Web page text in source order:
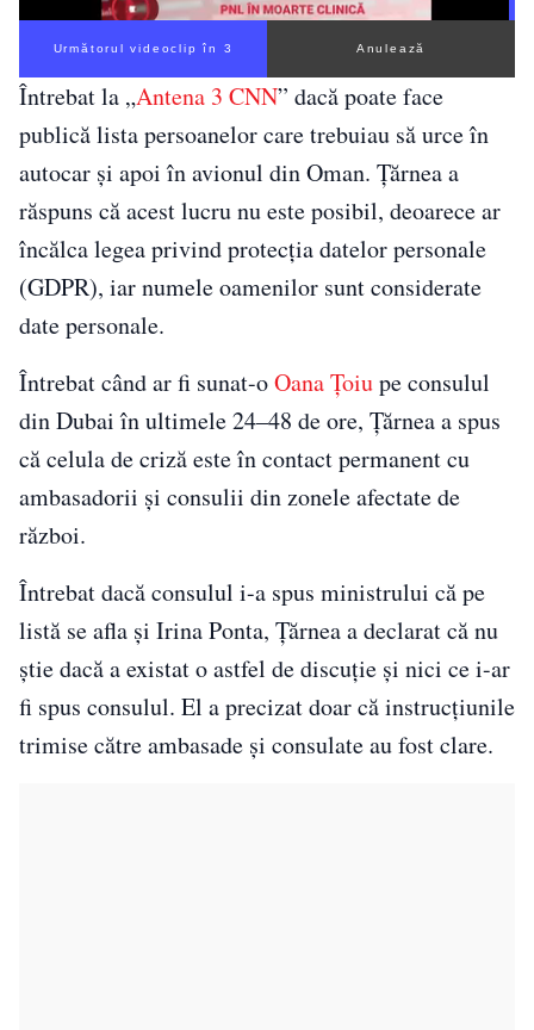
Următorul videoclip în 2 Anulează
Întrebat la „Antena 3 CNN” dacă poate face
publică lista persoanelor care trebuiau să urce în
autocar și apoi în avionul din Oman. Țărnea a
răspuns că acest lucru nu este posibil, deoarece ar
încălca legea privind protecția datelor personale
(GDPR), iar numele oamenilor sunt considerate
date personale.
Întrebat când ar fi sunat-oOana Țoiupe consulul
din Dubai în ultimele 24–48 de ore, Țărnea a spus
că celula de criză este în contact permanent cu
ambasadorii și consulii din zonele afectate de
război.
Întrebat dacă consulul i-a spus ministrului că pe
listă se afla și Irina Ponta, Țărnea a declarat că nu
știe dacă a existat o astfel de discuție și nici ce i-ar
fi spus consulul. El a precizat doar că instrucțiunile
trimise către ambasade și consulate au fost clare.